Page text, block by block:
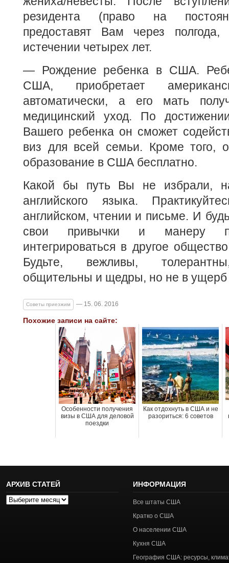
резидента (право на
предоставят Вам через
истечении четырех лет.
— Рождение ребенка в США.
США, приобретает
автоматически, а его мать
медицинский уход. По
Вашего ребенка он сможет
виз для всей семьи. Кроме того,
образование в США бесплатно.
Какой бы путь Вы не избрали,
английского языка.
английском, чтении и письме. И
свои привычки и манеру
интегрироваться в другое
Будьте, вежливы,
общительны и щедры, но не в
Советы приезжим — 15. 06. 2016
Похожие записи на сайте:
Особенности получения
визы в США для деловой
поездки
Как отдохнуть в США и не
разориться: 6 советов
АРХИВ СТАТЕЙ
Архив
ИНФОРМАЦИЯ
Все штаты США
Кратко о США
О населении США
Кухня США
География США: ресурсы,